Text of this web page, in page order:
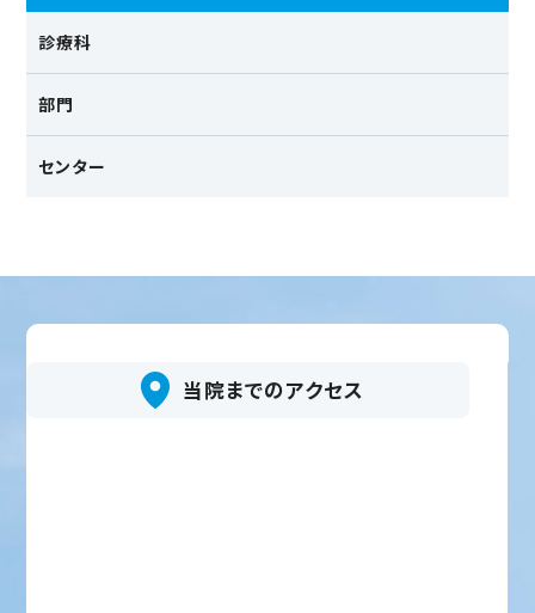
診療科
部門
センター
当院までのアクセス
当院の特徴
交通アクセス